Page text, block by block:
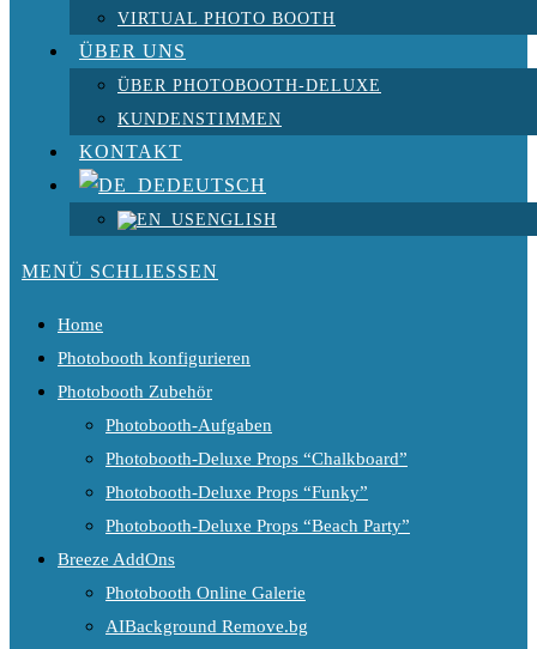
VIRTUAL PHOTO BOOTH
ÜBER UNS
ÜBER PHOTOBOOTH-DELUXE
KUNDENSTIMMEN
KONTAKT
DEUTSCH
ENGLISH
MENÜ SCHLIESSEN
Home
Photobooth konfigurieren
Photobooth Zubehör
Photobooth-Aufgaben
Photobooth-Deluxe Props “Chalkboard”
Photobooth-Deluxe Props “Funky”
Photobooth-Deluxe Props “Beach Party”
Breeze AddOns
Photobooth Online Galerie
AIBackground Remove.bg